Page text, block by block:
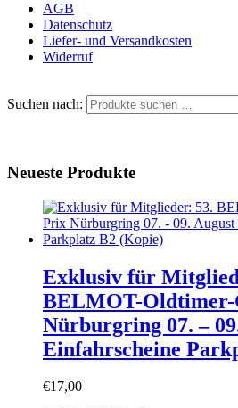
AGB
Datenschutz
Liefer- und Versandkosten
Widerruf
Suchen nach:
Neueste Produkte
Exklusiv für
BELMOT-
Nürburgring 07. –
Einfahrscheine
€17,00